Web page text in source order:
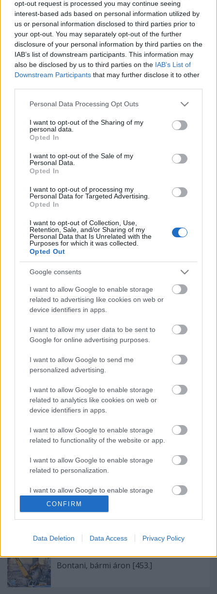
opt-out request is processed you may continue seeing
interest-based ads based on personal information utilized by
us or personal information disclosed to third parties prior to
your opt-out. You may separately opt-out of the further
disclosure of your personal information by third parties on the
IAB’s list of downstream participants. This information may
also be disclosed by us to third parties on the IAB’s List of
Downstream Participants that may further disclose it to other
Please note that this website/app uses one or more Google
not limited to your visit or usage behaviour. You may click to
grant or deny consent to Google and its third-party tags to
use your data for below specified purposes in below Google
consent section.
Personal Data Processing Opt Outs
I want to opt-out of the Sharing of my
personal data.
Opted In
I want to opt-out of the Sale of my
Personal Data.
Opted In
I want to opt-out of processing my
Personal Data for Targeted Advertising.
Opted In
I want to opt-out of Collection, Use,
Retention, Sale, and/or Sharing of my
Personal Data that Is Unrelated with the
Purposes for which it was collected.
Opted Out
Google consents
I want to allow Google to enable storage
related to advertising like cookies on web or
device identifiers in apps.
I want to allow my user data to be sent to
Google for online advertising purposes.
I want to allow Google to send me
personalized advertising.
I want to allow Google to enable storage
related to analytics like cookies on web or
device identifiers in apps.
I want to allow Google to enable storage
related to functionality of the website or app.
I want to allow Google to enable storage
related to personalization.
I want to allow Google to enable storage
related to security, including authentication
functionality and fraud prevention, and other
user protection.
CONFIRM
Data Deletion Data Access Privacy Policy
kerületben élő rászoruló családoknak és
egyedülállóknak meghittebbé és örömtelibbé tenni
az ünnepeket. Idén is tartós élel- miszereket
gyűjtenek, az adományokatdecember 16-igezeken
a helyszíneken várják:
Polgármesteri Hivatal és Ügyfélszolgálat:
Baross utca 63-67. és 66-68.
H13 Kultpont: Horánszky utca 13.
Józsefvárosi Óvodák
Loffice Budapest Déri Miksa utca 6
Az idei évben különösen nagy szükség van az
összefogásra, hogy mindenki számára a Karácsony
Józsefvárosi Önkormányzat karácsonyi
adománygyűjtési akciójához! További információk
Címkék:ünnep karácsony önkormányzat mikulás
adománygyűjtés
Ajánlott bejegyzések:
Azt hitte, minden az övé [484.]
Kevesebb iroda, több lakás [475.]
Karácsony felé közeledve [465.]
Advent második vasárnapján [464.]
Bontani, bármi áron [453.]